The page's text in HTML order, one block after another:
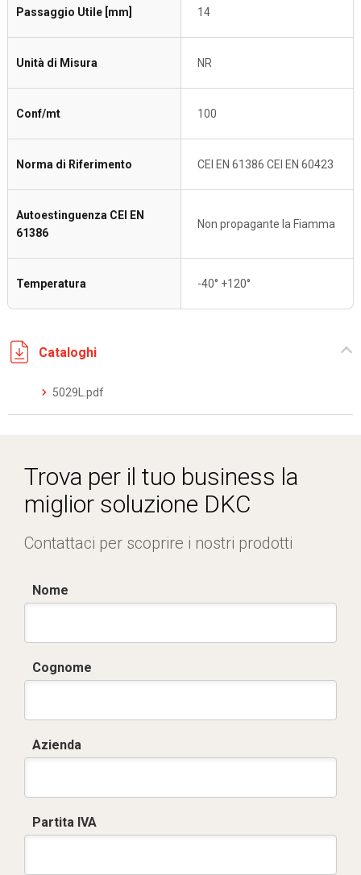
Passaggio Utile [mm] 14
Unità di Misura NR
Conf/mt 100
Norma di Riferimento CEI EN 61386 CEI EN 60423
Autoestinguenza CEI EN
61386
Non propagante la Fiamma
Temperatura -40° +120°
Cataloghi
5029L.pdf
Trova per il tuo business la
miglior soluzione DKC
Contattaci per scoprire i nostri prodotti
Nome
Cognome
Azienda
Partita IVA